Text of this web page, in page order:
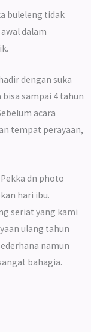
buleleng tidak
dalam
dengan suka
sampai 4 tahun
acara
tempat perayaan,
dn photo
hari ibu.
seriat yang kami
ulang tahun
namun
bahagia.